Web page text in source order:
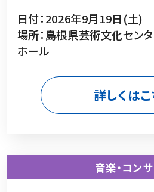
日付：2026年9月19日(土)
場所：島根県芸術文化セ
ホール
詳しくはこ
音楽・コン